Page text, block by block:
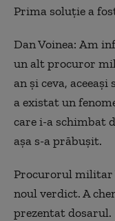
Prima soluție a
Dan Voinea: Am
un alt procuror
an și ceva,
a existat un
care i-a schimbat
așa s-a prăbușit.
Procurorul militar
noul verdict. A
prezentat dosarul.